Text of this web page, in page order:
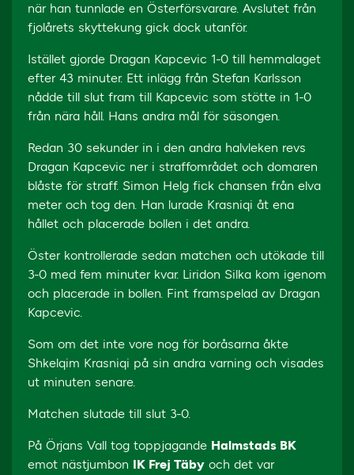
när han tunnlade en Österförsvarare. Avslutet från
fjolårets skyttekung gick dock utanför.
Istället gjorde Dragan Kapcevic 1-0 till hemmalaget
efter 43 minuter. Ett inlägg från Stefan Karlsson
nådde till slut fram till Kapcevic som stötte in 1-0
från nära håll. Hans andra mål för säsongen.
Redan 30 sekunder in i den andra halvleken revs
Dragan Kapcevic ner i straffområdet och domaren
blåste för straff. Simon Helg fick chansen från elva
meter och tog den. Han lurade Krasniqi åt ena
hållet och placerade bollen i det andra.
Öster kontrollerade sedan matchen och utökade till
3-0 med fem minuter kvar. Liridon Silka kom igenom
och placerade in bollen. Fint framspelad av Dragan
Kapcevic.
Som om det inte vore nog för boråsarna åkte
Shkelqim Krasniqi på sin andra varning och visades
ut minuten senare.
Matchen slutade till slut 3-0.
På Örjans Vall tog toppjagande Halmstads BK
emot nästjumbon IK Frej Täby och det var